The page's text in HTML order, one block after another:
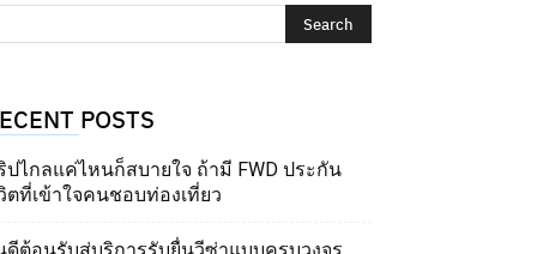
POSTS
ปไกลแค่ไหนก็สบายใจ ถ้ามี FWD ประกัน
ตที่เข้าใจคนชอบท่องเที่ยว